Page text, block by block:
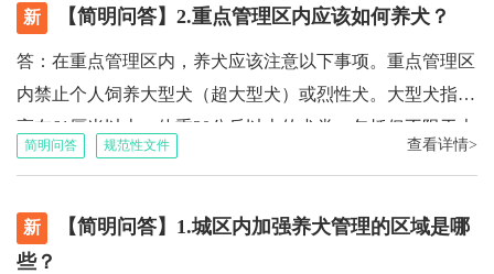
以及同乘人员的同意，并全程管束好犬只。需要携带犬只乘
坐电梯的，应避开高峰时间，并全程管束好犬只。二是注意
犬只管束。全程应为犬只戴好项圈、号牌、牵引绳，且未成
年人不得独自携带犬只外出。外出期间，应尽量避开密集人
群，并严格控制犬只不接近老人、孕妇、儿童、残疾人等特
殊群体。三是注意公共卫生。全程应携带卫生器具，及时清
理犬粪等杂物，并按公共卫生相关规定规范投放。严格控制
犬只随地排便，并有效控制犬只吠叫。
新 【简明问答】2.重点管理区内应该如何养犬？
答：在重点管理区内，养犬应该注意以下事项。重点管理区
内禁止个人饲养大型犬（超大型犬）或烈性犬。大型犬指体
高在61厘米以上，体重30公斤以上的犬类，包括但不限于大
白熊犬、圣伯纳犬、古英国牧羊犬、苏格兰牧羊犬、金毛寻
国斗牛犬等。烈性犬主要指本身脾气比较暴躁，具有较强攻
击性的犬种，包括但不限于1.藏獒、2.意大利纽波利顿犬、
简明问答 规范性文件 查看详情>
新
【简明问答】1.城区内加强养犬管理的区域是哪
些？